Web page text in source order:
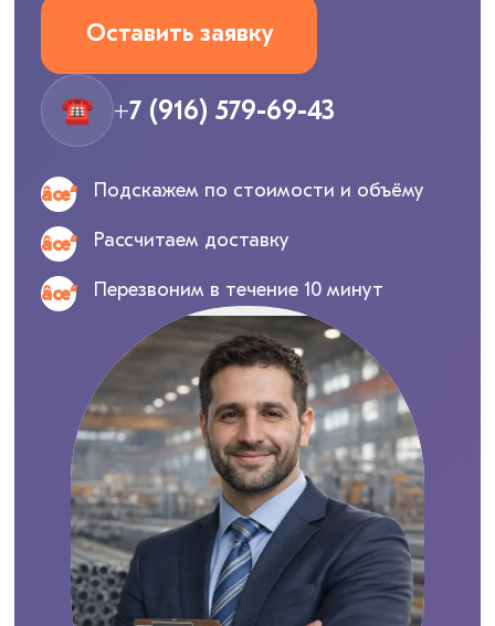
Оставить заявку
☎ +7 (916) 579-69-43
Подскажем по стоимости и объёму
Рассчитаем доставку
Перезвоним в течение 10 минут